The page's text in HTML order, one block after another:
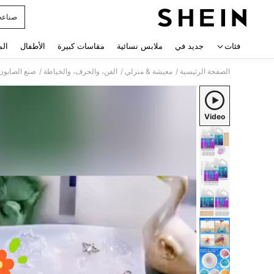
فئات جديد في ملابس نسائية مقاسات كبيرة الأطفال
الصفحة الرئيسية / معيشة & منزلي / الفن، والحرف، والخياطة / صنع
Video